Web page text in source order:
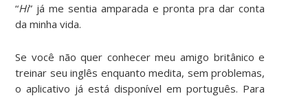
“Hi” já me sentia amparada e pronta pra dar conta
da minha vida.
Se você não quer conhecer meu amigo britânico e
treinar seu inglês enquanto medita, sem problemas,
o aplicativo já está disponível em português. Para